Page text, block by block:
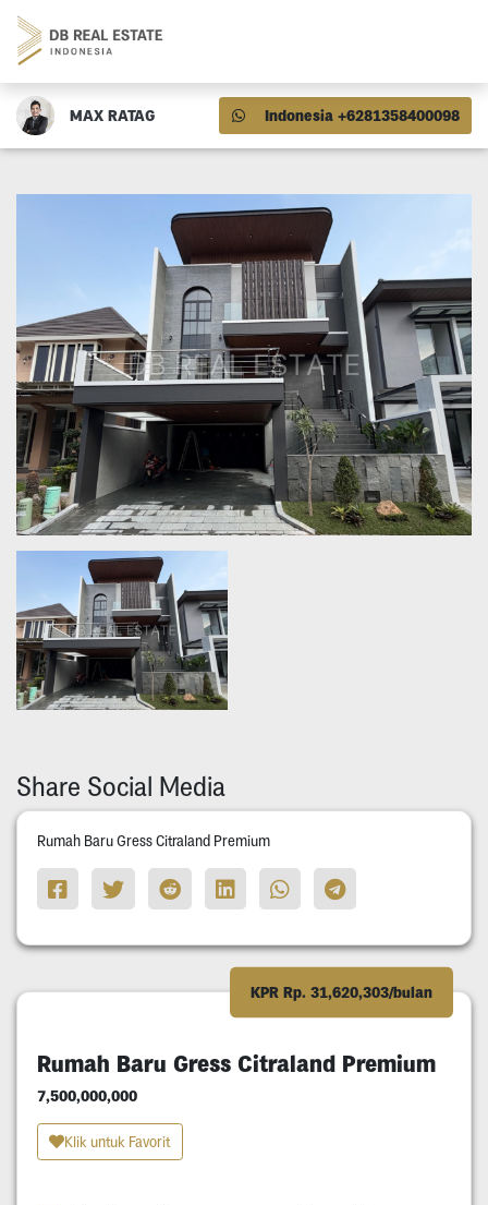
MAX RATAG Indonesia +6281358400098
Share Social Media
Rumah Baru Gress Citraland Premium
KPR Rp. 31,620,303/bulan
Rumah Baru Gress Citraland Premium
7,500,000,000
Klik untuk Favorit